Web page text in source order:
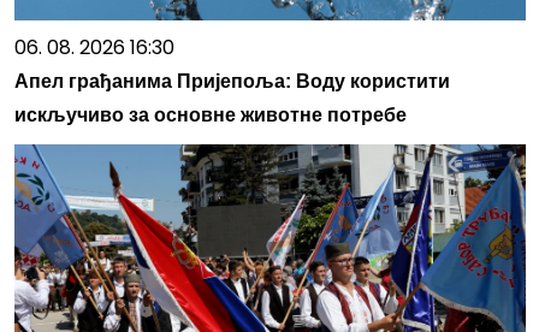
06. 08. 2026 16:30
Апел грађанима Пријепоља: Воду користити
искључиво за основне животне потребе